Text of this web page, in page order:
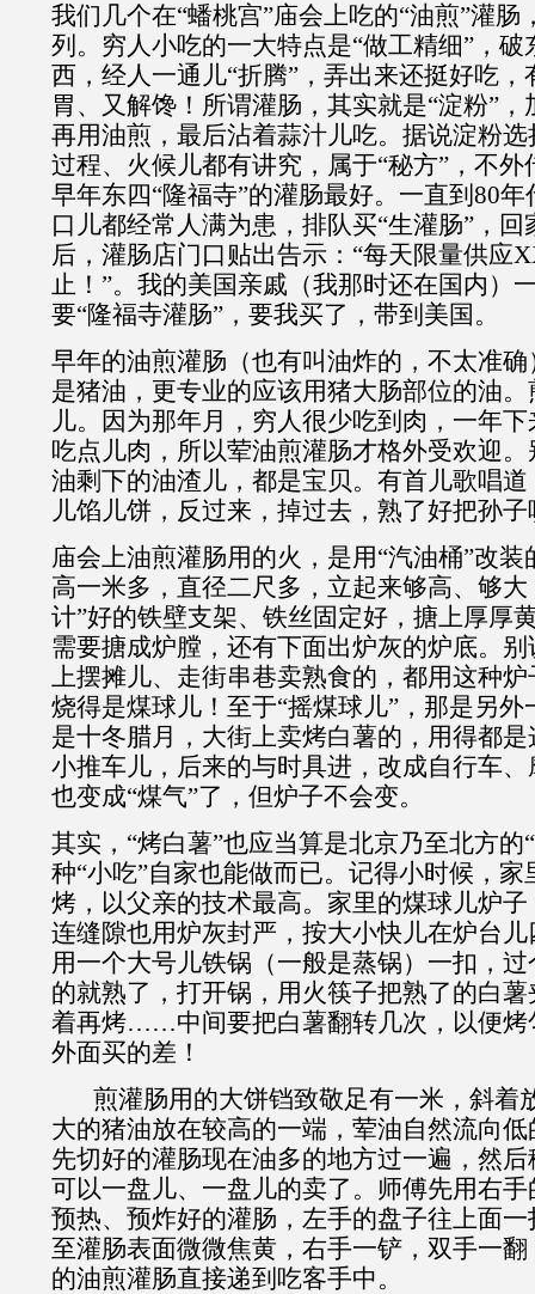
我们几个在“蟠桃宫”庙会上吃的“油煎”灌肠
列。穷人小吃的一大特点是“做工精细”，
西，经人一通儿“折腾”，弄出来还挺好吃
胃、又解馋！所谓灌肠，其实就是“淀粉”
再用油煎，最后沾着蒜汁儿吃。据说淀粉
过程、火候儿都有讲究，属于“秘方”，不
早年东四“隆福寺”的灌肠最好。一直到80
口儿都经常人满为患，排队买“生灌肠”，
后，灌肠店门口贴出告示：“每天限量供应
止！”。我的美国亲戚（我那时还在国内）
要“隆福寺灌肠”，要我买了，带到美国。
早年的油煎灌肠（也有叫油炸的，不太准
是猪油，更专业的应该用猪大肠部位的油
儿。因为那年月，穷人很少吃到肉，一年
吃点儿肉，所以荤油煎灌肠才格外受欢迎
油剩下的油渣儿，都是宝贝。有首儿歌唱
儿馅儿饼，反过来，掉过去，熟了好把孙
庙会上油煎灌肠用的火，是用“汽油桶”改
高一米多，直径二尺多，立起来够高、够
计”好的铁壁支架、铁丝固定好，搪上厚厚
需要搪成炉膛，还有下面出炉灰的炉底。
上摆摊儿、走街串巷卖熟食的，都用这种
烧得是煤球儿！至于“摇煤球儿”，那是另
是十冬腊月，大街上卖烤白薯的，用得都
小推车儿，后来的与时具进，改成自行车
也变成“煤气”了，但炉子不会变。
其实，“烤白薯”也应当算是北京乃至北方的
种“小吃”自家也能做而已。记得小时候，
烤，以父亲的技术最高。家里的煤球儿炉子
连缝隙也用炉灰封严，按大小快儿在炉台
用一个大号儿铁锅（一般是蒸锅）一扣，
的就熟了，打开锅，用火筷子把熟了的白
着再烤……中间要把白薯翻转几次，以便烤
外面买的差！
煎灌肠用的大饼铛致敬足有一米，斜着
大的猪油放在较高的一端，荤油自然流向
先切好的灌肠现在油多的地方过一遍，然
可以一盘儿、一盘儿的卖了。师傅先用右
预热、预炸好的灌肠，左手的盘子往上面
至灌肠表面微微焦黄，右手一铲，双手一
的油煎灌肠直接递到吃客手中。